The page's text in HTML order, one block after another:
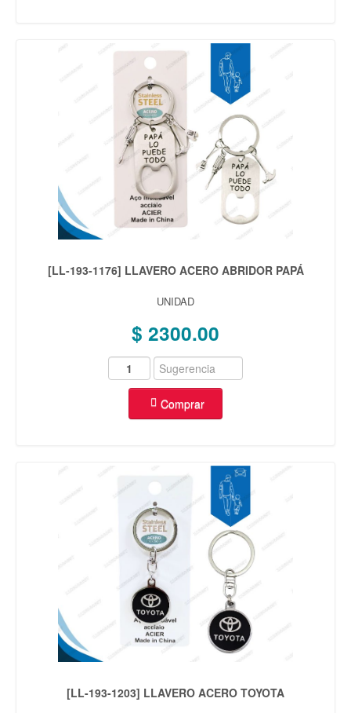
[LL-193-1176] LLAVERO ACERO ABRIDOR PAPÁ
UNIDAD
$ 2300.00
Comprar
[LL-193-1203] LLAVERO ACERO TOYOTA